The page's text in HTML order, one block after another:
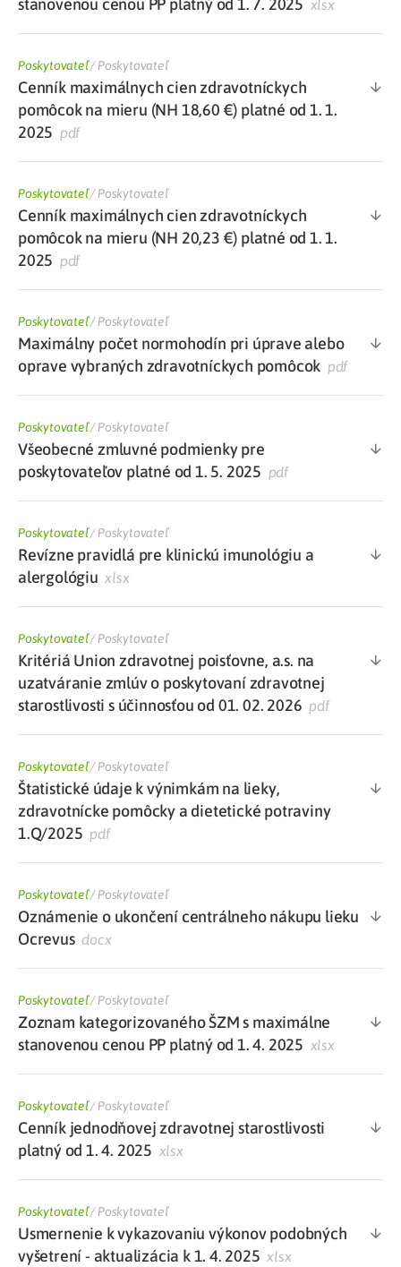
stanovenou cenou PP platný od 1. 7. 2025 xlsx
Poskytovateľ/Poskytovateľ
Cenník maximálnych cien zdravotníckych
pomôcok na mieru (NH 18,60 €) platné od 1. 1.
2025 pdf
Poskytovateľ/Poskytovateľ
Cenník maximálnych cien zdravotníckych
pomôcok na mieru (NH 20,23 €) platné od 1. 1.
2025 pdf
Poskytovateľ/Poskytovateľ
Maximálny počet normohodín pri úprave alebo
oprave vybraných zdravotníckych pomôcok pdf
Poskytovateľ/Poskytovateľ
Všeobecné zmluvné podmienky pre
poskytovateľov platné od 1. 5. 2025 pdf
Poskytovateľ/Poskytovateľ
Revízne pravidlá pre klinickú imunológiu a
alergológiu xlsx
Poskytovateľ/Poskytovateľ
Kritériá Union zdravotnej poisťovne, a.s. na
uzatváranie zmlúv o poskytovaní zdravotnej
starostlivosti s účinnosťou od 01. 02. 2026 pdf
Poskytovateľ/Poskytovateľ
Štatistické údaje k výnimkám na lieky,
zdravotnícke pomôcky a dietetické potraviny
1.Q/2025 pdf
Poskytovateľ/Poskytovateľ
Oznámenie o ukončení centrálneho nákupu lieku
Ocrevusdocx
Poskytovateľ/Poskytovateľ
Zoznam kategorizovaného ŠZM s maximálne
stanovenou cenou PP platný od 1. 4. 2025 xlsx
Poskytovateľ/Poskytovateľ
Cenník jednodňovej zdravotnej starostlivosti
platný od 1. 4. 2025 xlsx
Poskytovateľ/Poskytovateľ
Usmernenie k vykazovaniu výkonov podobných
vyšetrení - aktualizácia k 1. 4. 2025 xlsx